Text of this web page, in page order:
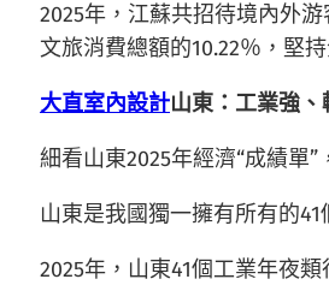
2025年，江蘇共招待境內外
文旅消費總額的10.22％，堅
大直室內設計山東：工業強
細看山東2025年經濟“成績單
山東是我國獨一擁有所有的
2025年，山東41個工業年夜